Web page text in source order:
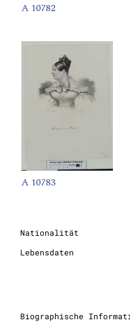
A 10782
A 10783
Nationalität
Lebensdaten
Biographische